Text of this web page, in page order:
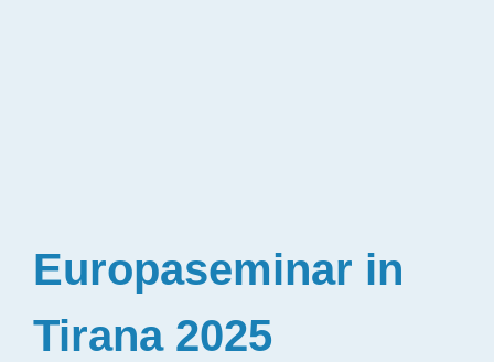
Europaseminar in
Tirana 2025